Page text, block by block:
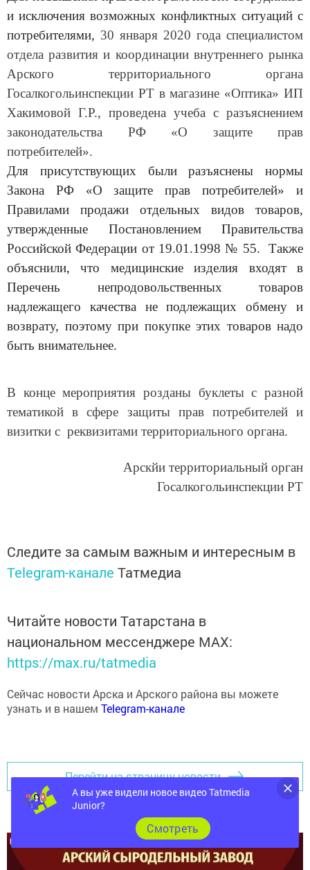
и исключения возможных конфликтных ситуаций с
потребителями, 30 января 2020 года специалистом
отдела развития и координации внутреннего рынка
Арского территориального органа
Госалкогольинспекции РТ в магазине «Оптика» ИП
Хакимовой Г.Р., проведена учеба с разъяснением
законодательства РФ «О защите прав
потребителей».
Для присутствующих были разъяснены нормы
Закона РФ «О защите прав потребителей» и
Правилами продажи отдельных видов товаров,
утвержденные Постановлением Правительства
Российской Федерации от 19.01.1998 № 55. Также
объяснили, что медицинские изделия входят в
Перечень непродовольственных товаров
надлежащего качества не подлежащих обмену и
возврату, поэтому при покупке этих товаров надо
быть внимательнее.
В конце мероприятия розданы буклеты с разной
тематикой в сфере защиты прав потребителей и
визитки с реквизитами территориального органа.
Арскйи территориальный орган
Госалкогольинспекции РТ
Следите за самым важным и интересным в
Telegram-канале Татмедиа
Читайте новости Татарстана в
национальном мессенджере MАХ:
https://max.ru/tatmedia
Сейчас новости Арска и Арского района вы можете
узнать и в нашем Telegram-канале
Перейти на страницу новости
А вы уже видели новое видео Tatmedia
Junior?
Cмотреть